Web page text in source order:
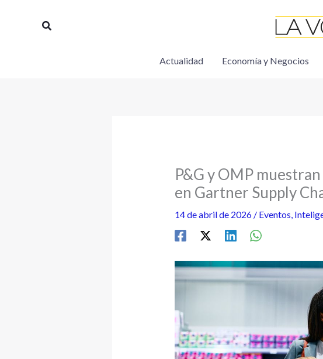
Buscar
Actualidad Economía y Negocios
P&G y OMP
en Gartner Supply
14 de abril de 2026 / Eventos,